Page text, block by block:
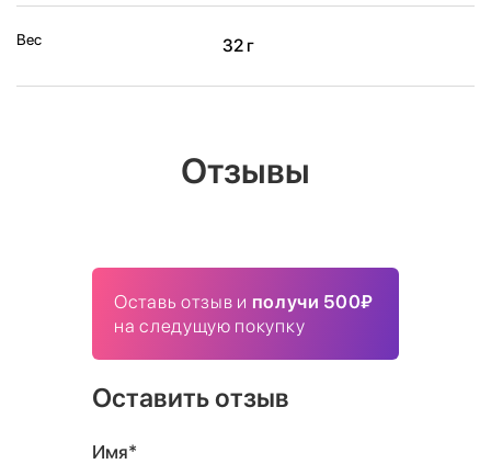
Вес 32 г
Отзывы
Оставь отзыв и получи 500₽
на следущую покупку
Оставить отзыв
Имя*